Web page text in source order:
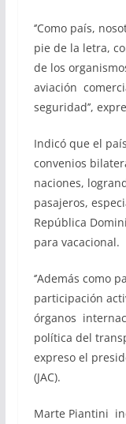
‘’Como país,
pie de la letra,
de los
aviación
seguridad’’,
Indicó que el
convenios
naciones,
pasajeros,
República
para vacacional.
‘’Además como
participación
órganos
política del
expreso el
(JAC).
Marte Piantini